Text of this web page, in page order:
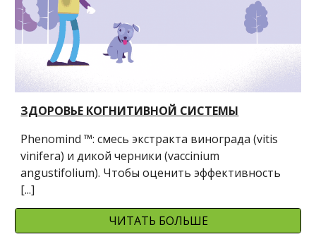
ЗДОРОВЬЕ КОГНИТИВНОЙ СИСТЕМЫ
Phenomind ™: смесь экстракта винограда (vitis
vinifera) и дикой черники (vaccinium
angustifolium). Чтобы оценить эффективность
[...]
ЧИТАТЬ БОЛЬШЕ